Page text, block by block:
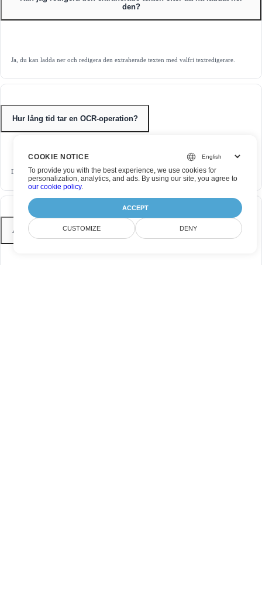
den?
Ja, du kan ladda ner och redigera den extraherade texten med valfri textredigerare.
Hur lång tid tar en OCR-operation?
Det här gratis OCR‑verktyget är mycket snabbt och tar ofta bara några sekunder.
Är verktyget gratis att använda?
COOKIE NOTICE
To provide you with the best experience, we use cookies for
personalization, analytics, and ads. By using our site, you agree to
our cookie policy.
ACCEPT
CUSTOMIZE DENY